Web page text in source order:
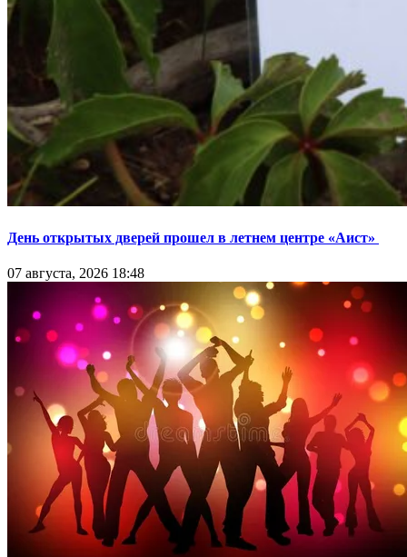
День открытых дверей прошел в летнем центре «Аист»
07 августа, 2026 18:48